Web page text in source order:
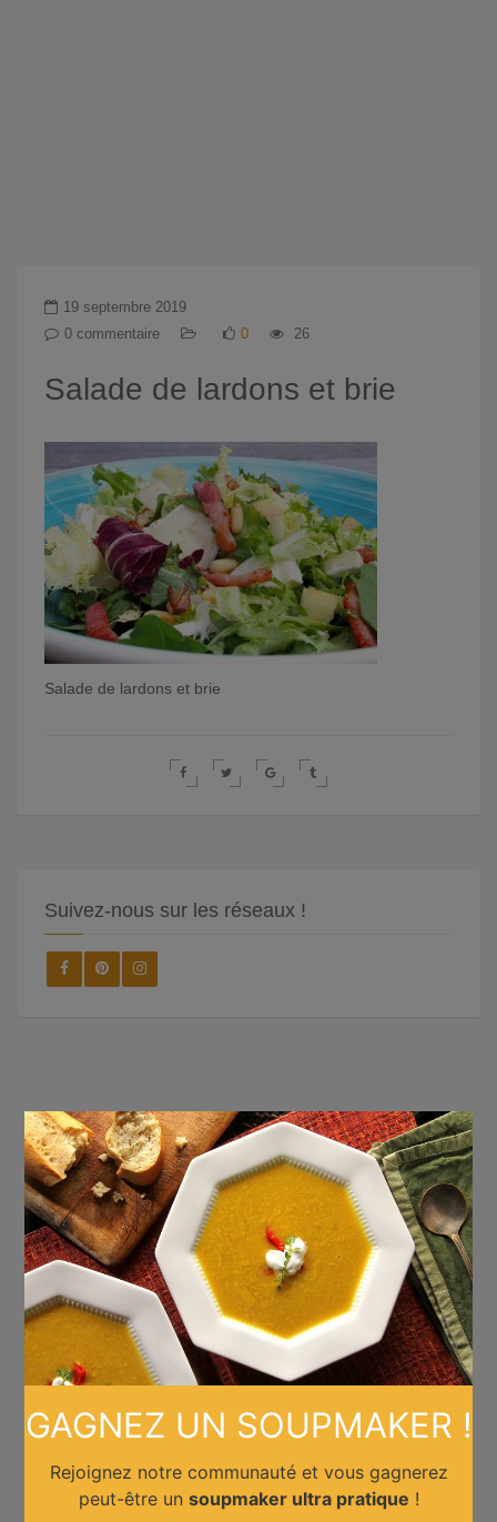
19 septembre 2019
0 commentaire
0 26
Salade de lardons et brie
Salade de lardons et brie
Suivez-nous sur les réseaux !
GAGNEZ UN SOUPMAKER !
Rejoignez notre communauté et vous gagnerez
peut-être un soupmaker ultra pratique !
×